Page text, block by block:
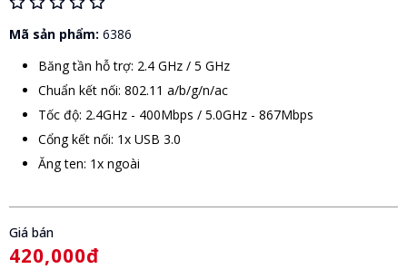
Mã sản phẩm: 6386
Băng tần hỗ trợ: 2.4 GHz / 5 GHz
Chuẩn kết nối: 802.11 a/b/g/n/ac
Tốc độ: 2.4GHz - 400Mbps / 5.0GHz - 867Mbps
Cổng kết nối: 1x USB 3.0
Ăng ten: 1x ngoài
Giá bán
420,000đ